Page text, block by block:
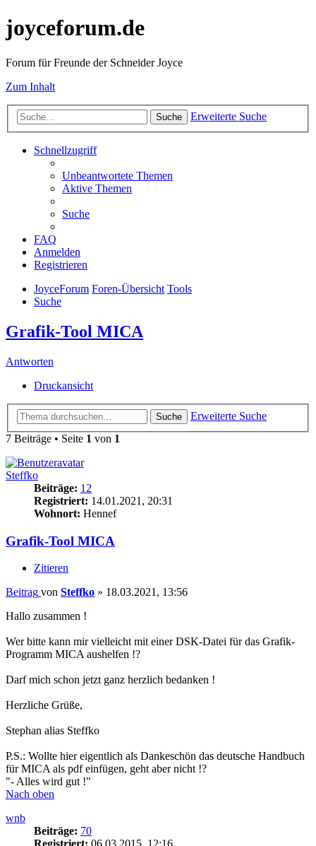
joyceforum.de
Forum für Freunde der Schneider Joyce
Zum Inhalt
Suche Erweiterte Suche
Schnellzugriff
Unbeantwortete Themen
Aktive Themen
Suche
FAQ
Anmelden
Registrieren
JoyceForum Foren-Übersicht Tools
Suche
Grafik-Tool MICA
Antworten
Druckansicht
Suche
Erweiterte Suche
7 Beiträge • Seite 1 von 1
Steffko
Beiträge: 12
Registriert: 14.01.2021, 20:31
Wohnort: Hennef
Grafik-Tool MICA
Zitieren
Beitrag von Steffko » 18.03.2021, 13:56
Hallo zusammen !
Wer bitte kann mir vielleicht mit einer DSK-Datei für das Grafik-
Programm MICA aushelfen !?
Darf mich schon jetzt ganz herzlich bedanken !
Herzliche Grüße,
Stephan alias Steffko
P.S.: Wollte hier eigentlich als Dankeschön das deutsche Handbuch
für MICA als pdf einfügen, geht aber nicht !?
"- Alles wird gut !"
Nach oben
wnb
Beiträge: 70